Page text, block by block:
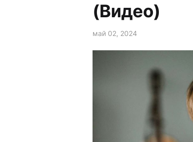
(Видео)
май 02, 2024